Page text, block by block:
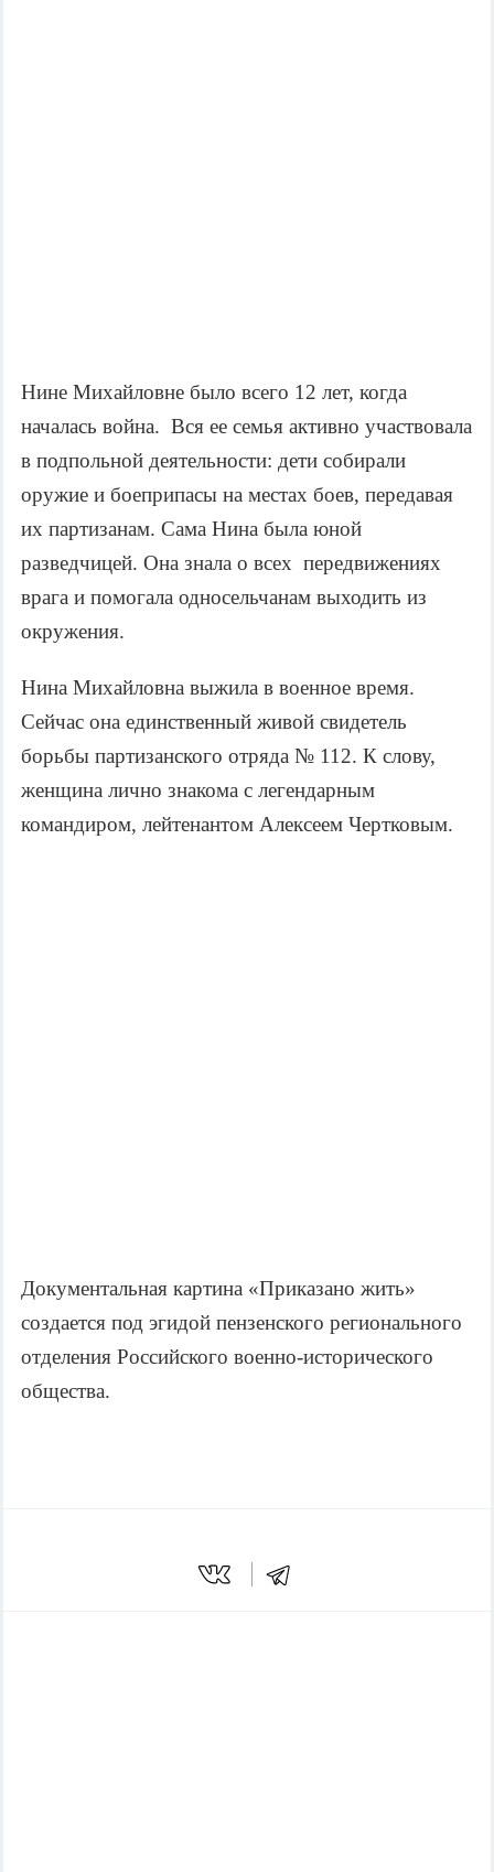
Нине Михайловне было всего 12 лет, когда
началась война. Вся ее семья активно участвовала
в подпольной деятельности: дети собирали
оружие и боеприпасы на местах боев, передавая
их партизанам. Сама Нина была юной
разведчицей. Она знала о всех передвижениях
врага и помогала односельчанам выходить из
окружения.
Нина Михайловна выжила в военное время.
Сейчас она единственный живой свидетель
борьбы партизанского отряда № 112. К слову,
женщина лично знакома с легендарным
командиром, лейтенантом Алексеем Чертковым.
Документальная картина «Приказано жить»
создается под эгидой пензенского регионального
отделения Российского военно-исторического
общества.